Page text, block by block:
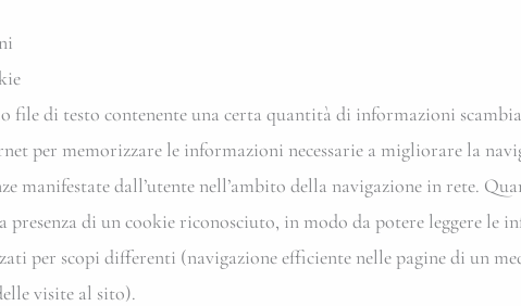
file di testo contenente una certa quantità di informazioni
per memorizzare le informazioni necessarie a migliorare la
manifestate dall’utente nell’ambito della navigazione in rete.
presenza di un cookie riconosciuto, in modo da potere leggere
per scopi differenti (navigazione efficiente nelle pagine di un
visite al sito).